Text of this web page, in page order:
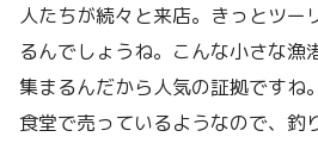
人たちが続々と来店。きっとツー
るんでしょうね。こんな小さな漁
集まるんだから人気の証拠ですね
食堂で売っているようなので、釣